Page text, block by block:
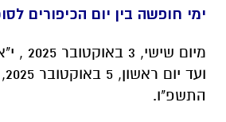
ימי חופשה בין יום הכיפורים
מיום
התשפ"ו.